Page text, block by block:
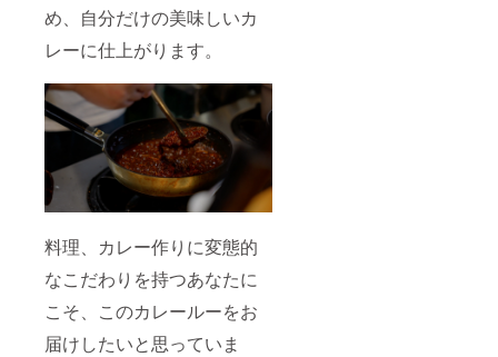
め、自分だけの美味しいカ
レーに仕上がります。
料理、カレー作りに変態的
なこだわりを持つあなたに
こそ、このカレールーをお
届けしたいと思っていま